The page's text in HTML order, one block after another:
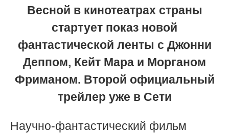
Весной в кинотеатрах страны
стартует показ новой
фантастической ленты с Джонни
Деппом, Кейт Мара и Морганом
Фриманом. Второй официальный
трейлер уже в Сети
Научно-фантастический фильм